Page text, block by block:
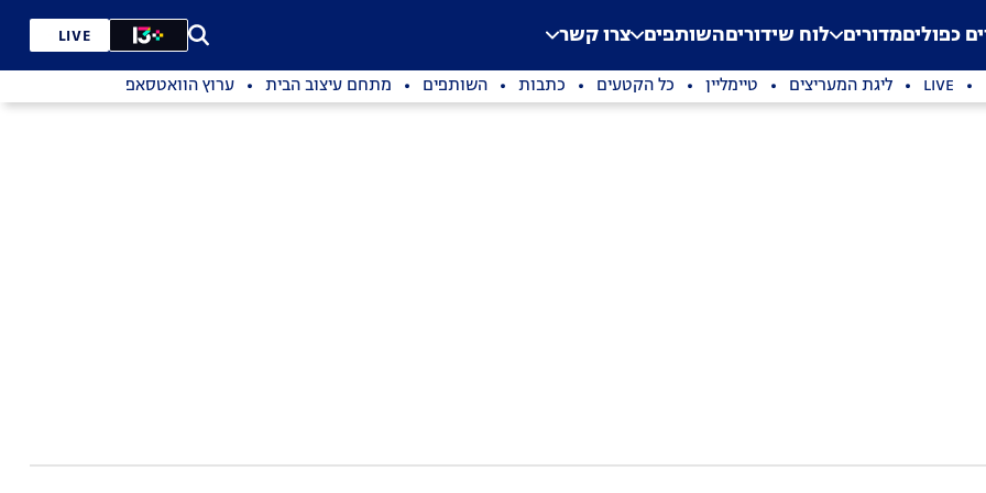
Application error: a
. כפוליםמדורים לוח שידוריםהשותפים צרו קשר LIVE
LIVE ליגת המעריצים טיימליין כל הקטעים כתבות השותפים מתחם עיצוב הבית ערוץ הוואטסאפ